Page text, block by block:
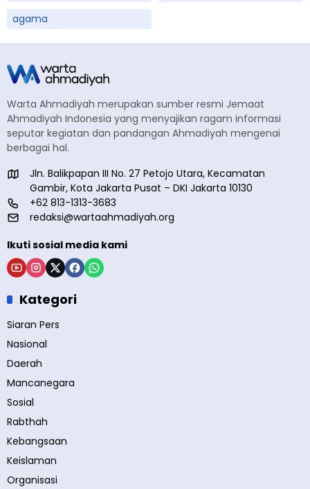
agama
Warta Ahmadiyah merupakan sumber resmi Jemaat
Ahmadiyah Indonesia yang menyajikan ragam informasi
seputar kegiatan dan pandangan Ahmadiyah mengenai
berbagai hal.
Jln. Balikpapan III No. 27 Petojo Utara, Kecamatan
Gambir, Kota Jakarta Pusat – DKI Jakarta 10130
+62 813-1313-3683
redaksi@wartaahmadiyah.org
Ikuti sosial media kami
Kategori
Siaran Pers
Nasional
Daerah
Mancanegara
Sosial
Rabthah
Kebangsaan
Keislaman
Organisasi